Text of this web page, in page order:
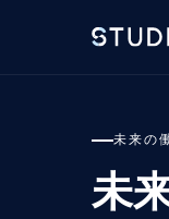
未来の
未